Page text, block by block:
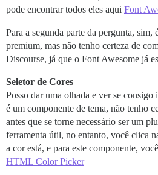
pode encontrar todos eles aqui Font
Para a segunda parte da pergunta, sim,
premium, mas não tenho certeza de
Discourse, já que o Font Awesome já
Seletor de Cores
Posso dar uma olhada e ver se
é um componente de tema, não tenho
antes que se torne necessário ser um
ferramenta útil, no entanto, você clica
a cor está, e para este componente,
HTML Color Picker